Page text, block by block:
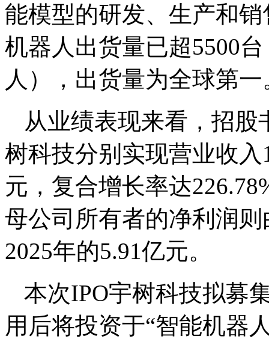
能模型的研发、生产和
机器人出货量已超5500
人），出货量为全球第一
从业绩表现来看，招股
树科技分别实现营业收入
元，复合增长率达
母公司所有者的净利润则
2025年的5.91亿元。
本次IPO宇树科技拟募
用后将投资于“智能机器